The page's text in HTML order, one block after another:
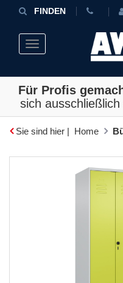
FINDEN
Toggle navigation
Für Profis
sich
Sie sind hier | Home